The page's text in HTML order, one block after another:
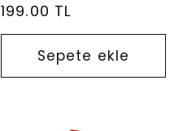
Normal
fiyat
199.00 TL
Sepete ekle